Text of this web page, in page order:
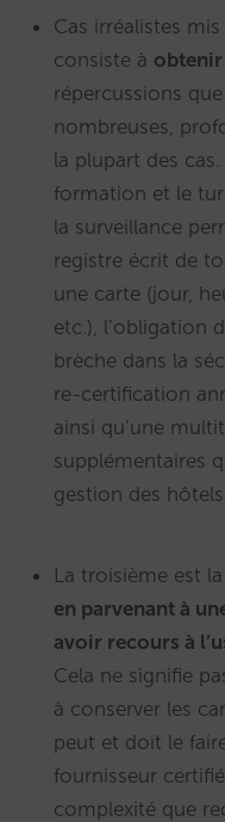
Cas irréalistes
consiste à
répercussions
nombreuses,
la plupart des
formation et le
la surveillance
registre écrit de
une carte (jour,
etc.), l’obligation
brèche dans la
re-certification
ainsi qu’une
supplémentaires
gestion des
La troisième est la
en parvenant à
avoir recours à
Cela ne signifie
à conserver les
peut et doit le
fournisseur
complexité que